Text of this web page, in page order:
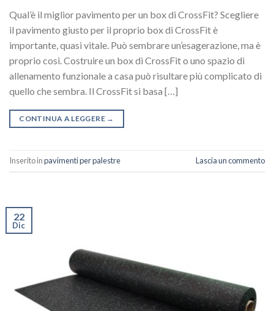
Qual’è il miglior pavimento per un box di CrossFit? Scegliere
il pavimento giusto per il proprio box di CrossFit è
importante, quasi vitale. Può sembrare un’esagerazione, ma è
proprio cosi. Costruire un box di CrossFit o uno spazio di
allenamento funzionale a casa può risultare più complicato di
quello che sembra. Il CrossFit si basa […]
CONTINUA A LEGGERE →
Inserito inpavimenti per palestre Lascia un commento
22
Dic